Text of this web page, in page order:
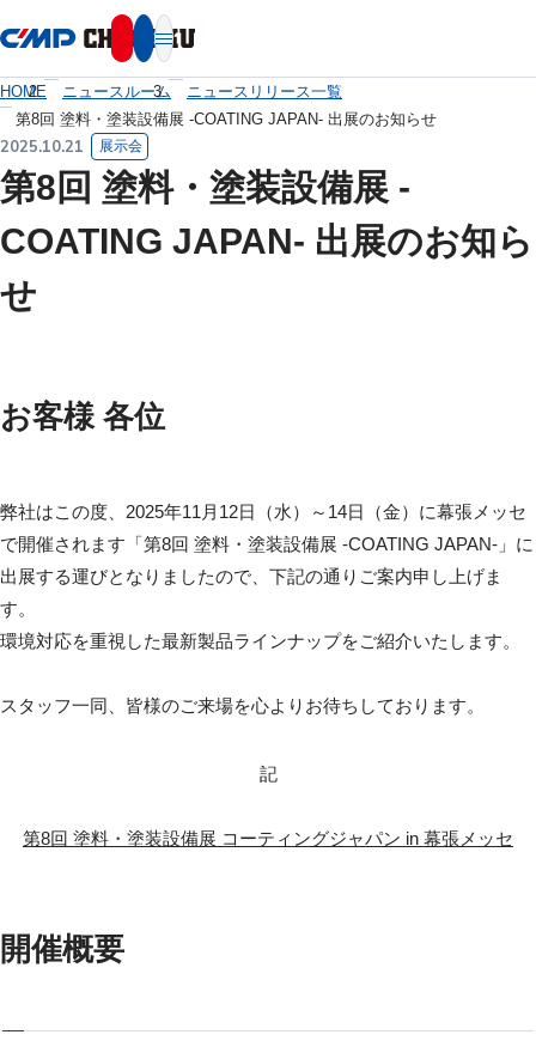
HOME ニュースルーム
ニュースリリース一覧
第8回 塗料・塗装設備展 -COATING JAPAN- 出展のお知らせ
2025.10.21 展示会
第8回 塗料・塗装設備展 -
COATING JAPAN- 出展のお知ら
せ
お客様 各位
弊社はこの度、2025年11月12日（水）～14日（金）に幕張メッセ
で開催されます「第8回 塗料・塗装設備展 -COATING JAPAN-」に
出展する運びとなりましたので、下記の通りご案内申し上げま
す。
環境対応を重視した最新製品ラインナップをご紹介いたします。
スタッフ一同、皆様のご来場を心よりお待ちしております。
記
第8回 塗料・塗装設備展 コーティングジャパン in 幕張メッセ
開催概要